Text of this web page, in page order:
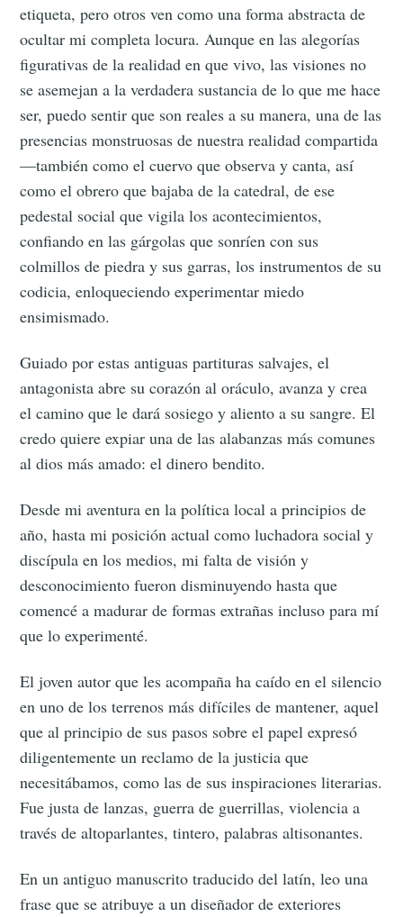
etiqueta, pero otros ven como una forma abstracta de
ocultar mi completa locura. Aunque en las alegorías
figurativas de la realidad en que vivo, las visiones no
se asemejan a la verdadera sustancia de lo que me hace
ser, puedo sentir que son reales a su manera, una de las
presencias monstruosas de nuestra realidad compartida
—también como el cuervo que observa y canta, así
como el obrero que bajaba de la catedral, de ese
pedestal social que vigila los acontecimientos,
confiando en las gárgolas que sonríen con sus
colmillos de piedra y sus garras, los instrumentos de su
codicia, enloqueciendo experimentar miedo
ensimismado.
Guiado por estas antiguas partituras salvajes, el
antagonista abre su corazón al oráculo, avanza y crea
el camino que le dará sosiego y aliento a su sangre. El
credo quiere expiar una de las alabanzas más comunes
al dios más amado: el dinero bendito.
Desde mi aventura en la política local a principios de
año, hasta mi posición actual como luchadora social y
discípula en los medios, mi falta de visión y
desconocimiento fueron disminuyendo hasta que
comencé a madurar de formas extrañas incluso para mí
que lo experimenté.
El joven autor que les acompaña ha caído en el silencio
en uno de los terrenos más difíciles de mantener, aquel
que al principio de sus pasos sobre el papel expresó
diligentemente un reclamo de la justicia que
necesitábamos, como las de sus inspiraciones literarias.
Fue justa de lanzas, guerra de guerrillas, violencia a
través de altoparlantes, tintero, palabras altisonantes.
En un antiguo manuscrito traducido del latín, leo una
frase que se atribuye a un diseñador de exteriores